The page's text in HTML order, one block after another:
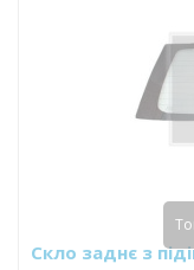
Скло заднє з